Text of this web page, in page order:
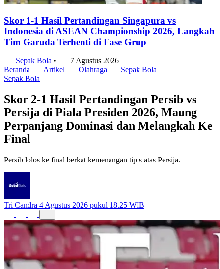
Skor 1-1 Hasil Pertandingan Singapura vs
Indonesia di ASEAN Championship 2026, Langkah
Tim Garuda Terhenti di Fase Grup
Sepak Bola •
7 Agustus 2026
Beranda
Artikel Olahraga
Sepak Bola
Sepak Bola
Skor 2-1 Hasil Pertandingan Persib vs
Persija di Piala Presiden 2026, Maung
Perpanjang Dominasi dan Melangkah Ke
Final
Persib lolos ke final berkat kemenangan tipis atas Persija.
Tri Candra 4 Agustus 2026 pukul 18.25 WIB